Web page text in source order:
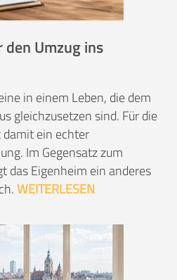
Umzug ins
in einem Leben, die dem
gleichzusetzen sind. Für die
ein echter
Im Gegensatz zum
das Eigenheim ein anderes
WEITERLESEN